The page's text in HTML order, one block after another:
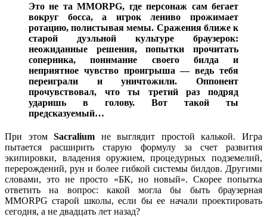
Это не та MMORPG, где персонаж сам бегает
вокруг босса, а игрок лениво прожимает
ротацию, полистывая мемы. Сражения ближе к
старой дуэльной культуре браузерок:
неожиданные решения, попытки прочитать
соперника, понимание своего билда и
неприятное чувство проигрыша — ведь тебя
переиграли и уничтожили. Оппонент
прочувствовал, что ты третий раз подряд
ударишь в голову. Вот такой ты
предсказуемый…
При этомSacralium не выглядит простой калькой. Игра
пытается расширить старую формулу за счет развития
экипировки, владения оружием, процедурных подземелий,
перерождений, рун и более гибкой системы билдов. Другими
словами, это не просто «БК, но новый». Скорее попытка
ответить на вопрос: какой могла бы быть браузерная
MMORPG старой школы, если бы ее начали проектировать
сегодня, а не двадцать лет назад?